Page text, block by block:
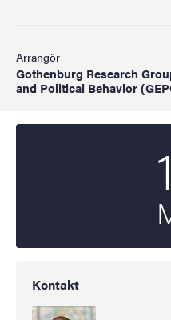
Arrangör
Gothenburg Research
and Political Behavior
Kontakt